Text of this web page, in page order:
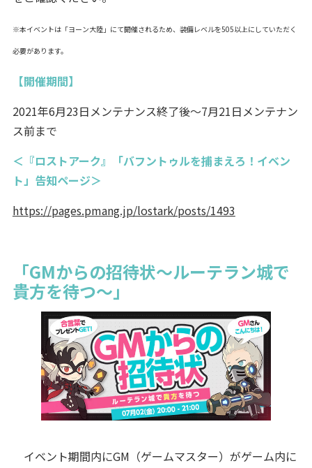
※本イベントは「ヨーン大陸」にて開催されるため、装備レベルを505以上にしていただく
必要があります。
【開催期間】
2021年6月23日メンテナンス終了後～7月21日メンテナン
ス前まで
＜『ロストアーク』「バフントゥルを捕まえろ！イベン
ト」告知ページ＞
https://pages.pmang.jp/lostark/posts/1493
「GMからの招待状～ルーテラン城で
貴方を待つ～」
イベント期間内にGM（ゲームマスター）がゲーム内に